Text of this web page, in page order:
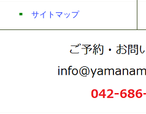
サイトマップ